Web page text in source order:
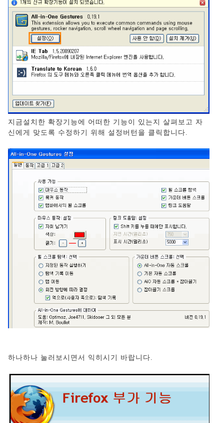
지금설치한 확장기능에 어떠한 기능이 있는지 살펴보고 자
신에게 맞도록 수정하기 위해 설정버턴을 클릭합니다.
하나하나 눌러보시면서 익히시기 바랍니다.